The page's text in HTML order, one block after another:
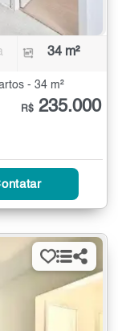
34 m²
- 34 m²
R$ 235.000